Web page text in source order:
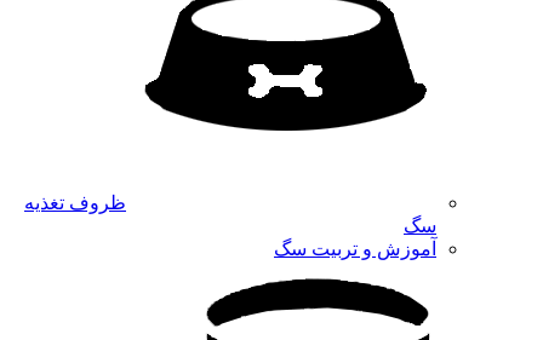
ظروف تغذیه
سگ
آموزش و تربیت سگ